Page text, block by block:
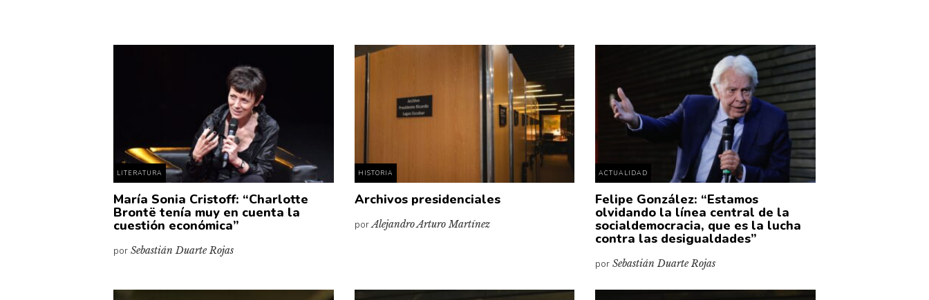
LITERATURA
María Sonia Cristoff: “Charlotte
Brontë tenía muy en cuenta la
cuestión económica”
porSebastián Duarte Rojas
HISTORIA
Archivos presidenciales
porAlejandro Arturo Martínez
ACTUALIDAD
Felipe González: “Estamos
olvidando la línea central de la
socialdemocracia, que es la lucha
contra las desigualdades”
porSebastián Duarte Rojas